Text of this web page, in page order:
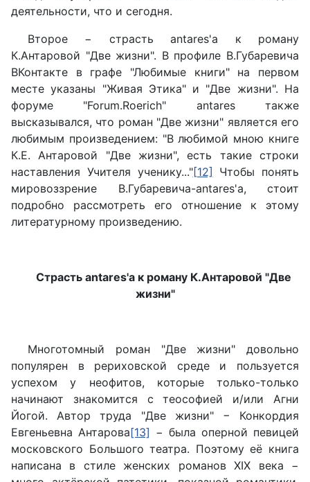
деятельности, что и сегодня.
Второе − страсть antares'a к роману
К.Антаровой "Две жизни". В профиле В.Губаревича
ВКонтакте в графе "Любимые книги" на первом
месте указаны "Живая Этика" и "Две жизни". На
форуме "Forum.Roerich" antares также
высказывался, что роман "Две жизни" является его
любимым произведением: "В любимой мною книге
К.Е. Антаровой "Две жизни", есть такие строки
наставления Учителя ученику..."[12] Чтобы понять
мировоззрение В.Губаревича-antares'a, стоит
подробно рассмотреть его отношение к этому
литературному произведению.
Страсть antares'a к роману К.Антаровой "Две
жизни"
Многотомный роман "Две жизни" довольно
популярен в рериховской среде и пользуется
успехом у неофитов, которые только-только
начинают знакомится с теософией и/или Агни
Йогой. Автор труда "Две жизни" − Конкордия
Евгеньевна Антарова[13] − была оперной певицей
московского Большого театра. Поэтому её книга
написана в стиле женских романовXIX
века −